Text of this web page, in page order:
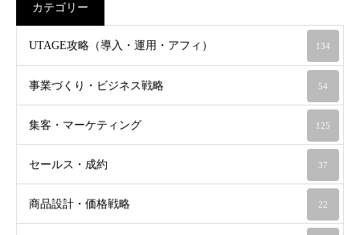
カテゴリー
UTAGE攻略（導入・運用・アフィ） 134
事業づくり・ビジネス戦略 54
集客・マーケティング 125
セールス・成約 37
商品設計・価格戦略 22